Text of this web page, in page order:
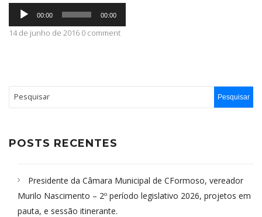
CONTATO
Tocador
áudio
00:00 00:00
14 de junho de 2016 0 comment
POSTS RECENTES
Presidente da Câmara Municipal de CFormoso, vereador
Murilo Nascimento – 2º período legislativo 2026, projetos em
pauta, e sessão itinerante.